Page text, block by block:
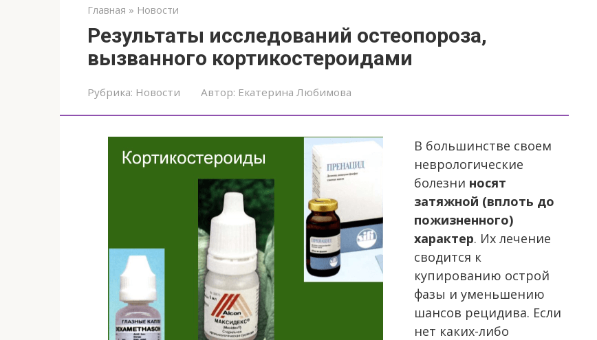
Главная » Новости
Результаты исследований остеопороза,
вызванного кортикостероидами
Рубрика: Новости Автор: Екатерина Любимова
В большинстве своем
неврологические
болезни носят
затяжной (вплоть до
пожизненного)
характер. Их лечение
сводится к
купированию острой
фазы и уменьшению
шансов рецидива. Если
нет каких-либо